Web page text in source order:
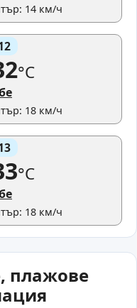
14 км/ч
°C
18 км/ч
°C
18 км/ч
плажове